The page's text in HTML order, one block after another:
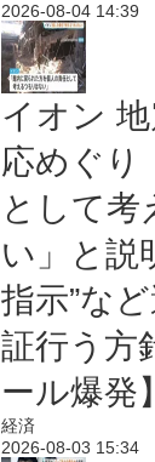
2026-08-04 14:39
イオン
応めぐり
として考
い」と
指示”な
証行う方
ール爆発】
経済
2026-08-03 15:34